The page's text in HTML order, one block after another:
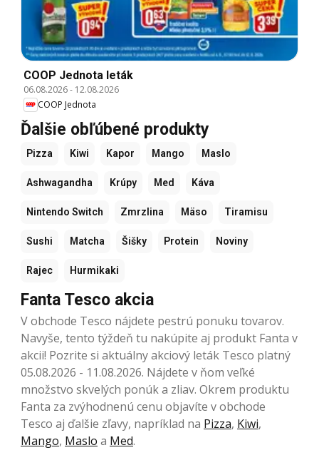
COOP Jednota leták
06.08.2026- 12.08.2026
COOP Jednota
Ďalšie obľúbené produkty
Pizza Kiwi Kapor Mango Maslo
Ashwagandha Krúpy Med Káva
Nintendo Switch Zmrzlina Mäso Tiramisu
Sushi Matcha Šišky Protein Noviny
Rajec Hurmikaki
Fanta Tesco akcia
V obchode Tesco nájdete pestrú ponuku tovarov.
Navyše, tento týždeň tu nakúpite aj produkt Fanta v
akcii! Pozrite si aktuálny akciový leták Tesco platný
05.08.2026 - 11.08.2026. Nájdete v ňom veľké
množstvo skvelých ponúk a zliav. Okrem produktu
Fanta za zvýhodnenú cenu objavíte v obchode
Tesco aj ďalšie zľavy, napríklad na Pizza, Kiwi,
Mango, Maslo a Med.